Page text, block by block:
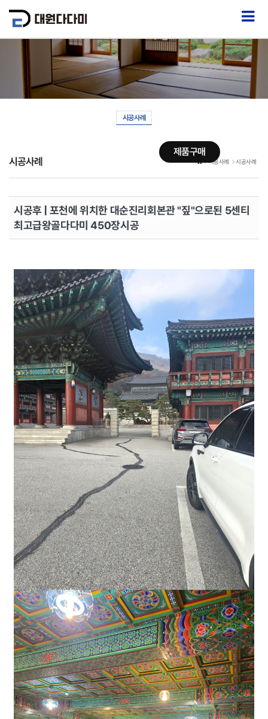
제품구매
시공사례
시공사례 시공사례 시공사례
시공후 | 포천에 위치한 대순진리회본관 "짚"으로된 5센티
최고급왕골다다미 450장시공